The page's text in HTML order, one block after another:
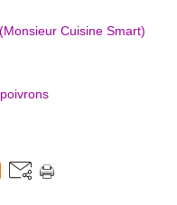
poivrons